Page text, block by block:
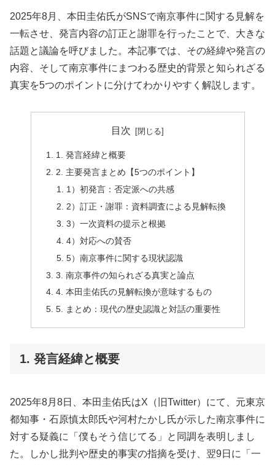
2025年8月、本田圭佑氏がSNSで南京事件に関する見解を
一転させ、発言内容の訂正と謝罪を行ったことで、大きな
話題と議論を呼びました。本記事では、その経緯や発言の
内容、そして南京事件にまつわる歴史的背景と知られざる
真実を5つのポイントに分けてわかりやすく解説します。
目次
1. 発言経緯と概要
2. 主要発言まとめ【5つのポイント】
1）初発言：否定派への共感
2）訂正・謝罪：資料調査による見解転換
3）一次資料の提示と根拠
4）対応への賛否
5）南京事件に関する現状認識
3. 南京事件の知られざる真実と論点
4. 本田圭佑氏の見解転換が意味するもの
5. まとめ：現代の歴史認識と対話の重要性
1. 発言経緯と概要
2025年8月8日、本田圭佑氏はX（旧Twitter）にて、元東京
都知事・石原慎太郎氏や河村たかし氏が示した南京事件に
対する疑義に「僕もそう信じてる」と同調を表明しまし
た。しかし批判や歴史的事実の指摘を受け、翌9日に「一